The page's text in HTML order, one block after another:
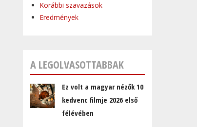
Korábbi szavazások
Eredmények
A LEGOLVASOTTABBAK
Ez volt a magyar nézők 10
kedvenc filmje 2026 első
félévében